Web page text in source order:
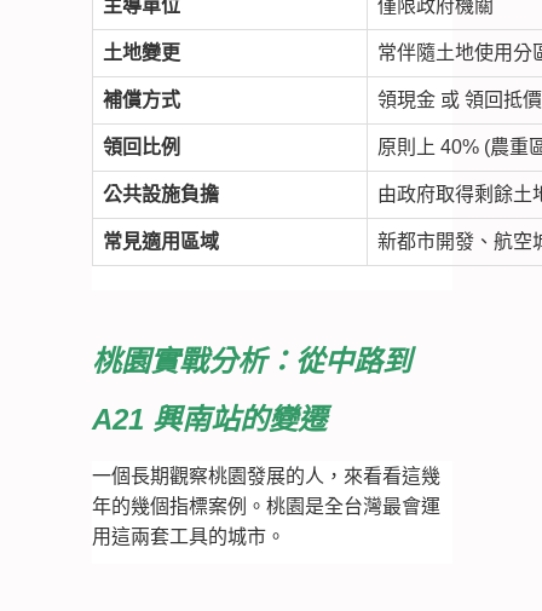
主導單位 僅限政府機關
土地變更 常伴隨土地使用分
補償方式 領現金 或 領回抵
領回比例 原則上 40% (農重
公共設施負擔 由政府取得剩餘土
常見適用區域 新都市開發、航空
桃園實戰分析：從中路到
A21 興南站的變遷
一個長期觀察桃園發展的人，來看看這幾
年的幾個指標案例。桃園是全台灣最會運
用這兩套工具的城市。